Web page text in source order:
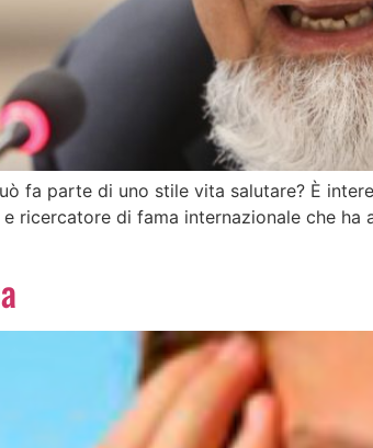
fa parte di uno stile vita salutare? È
ricercatore di fama internazionale che